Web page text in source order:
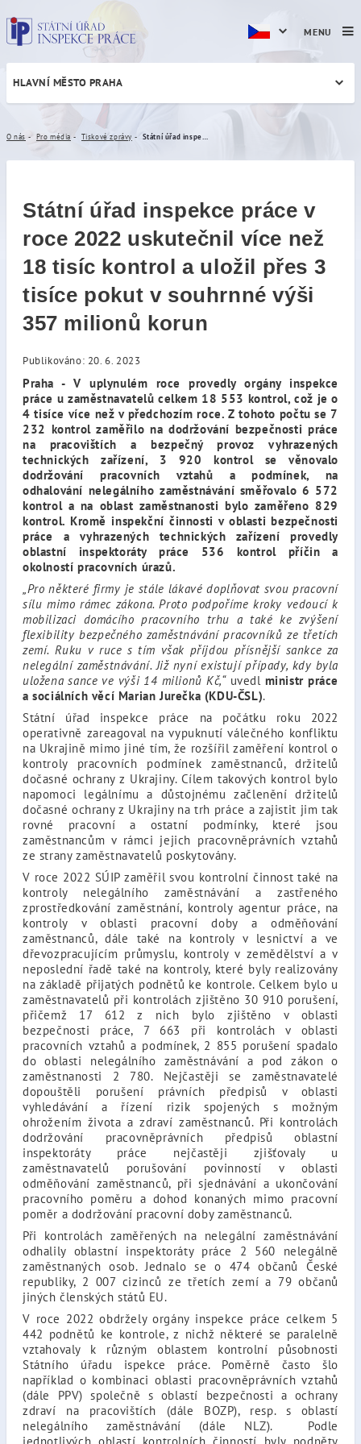
Státní úřad inspekce práce
HLAVNÍ MĚSTO PRAHA
O nás Pro média Tiskové zprávy
Státní úřad inspekce práce v
roce 2022 uskutečnil více než
18 tisíc kontrol a uložil přes 3
tisíce pokut v souhrnné výši
357 milionů korun
Publikováno: 20. 6. 2023
Praha - V uplynulém roce provedly orgány inspekce
práce u zaměstnavatelů celkem 18 553 kontrol, což je o
4 tisíce více než v předchozím roce. Z tohoto počtu se 7
232 kontrol zaměřilo na dodržování bezpečnosti práce
na pracovištích a bezpečný provoz vyhrazených
technických zařízení, 3 920 kontrol se věnovalo
dodržování pracovních vztahů a podmínek, na
odhalování nelegálního zaměstnávání směřovalo 6 572
kontrol a na oblast zaměstnanosti bylo zaměřeno 829
kontrol. Kromě inspekční činnosti v oblasti bezpečnosti
práce a vyhrazených technických zařízení provedly
oblastní inspektoráty práce 536 kontrol příčin a
okolností pracovních úrazů.
„Pro některé firmy je stále lákavé doplňovat svou pracovní
sílu mimo rámec zákona. Proto podpoříme kroky vedoucí k
mobilizaci domácího pracovního trhu a také ke zvýšení
flexibility bezpečného zaměstnávání pracovníků ze třetích
zemí. Ruku v ruce s tím však příjdou přísnější sankce za
nelegální zaměstnávání. Již nyní existují případy, kdy byla
uložena sance ve výši 14 milionů Kč,“uvedl ministr práce
a sociálních věcí Marian Jurečka (KDU-ČSL).
Státní úřad inspekce práce na počátku roku 2022
operativně zareagoval na vypuknutí válečného konfliktu
na Ukrajině mimo jiné tím, že rozšířil zaměření kontrol o
kontroly pracovních podmínek zaměstnanců, držitelů
dočasné ochrany z Ukrajiny. Cílem takových kontrol bylo
napomoci legálnímu a důstojnému začlenění držitelů
dočasné ochrany z Ukrajiny na trh práce a zajistit jim tak
rovné pracovní a ostatní podmínky, které jsou
zaměstnancům v rámci jejich pracovněprávních vztahů
ze strany zaměstnavatelů poskytovány.
V roce 2022 SÚIP zaměřil svou kontrolní činnost také na
kontroly nelegálního zaměstnávání a zastřeného
zprostředkování zaměstnání, kontroly agentur práce, na
kontroly v oblasti pracovní doby a odměňování
zaměstnanců, dále také na kontroly v lesnictví a ve
dřevozpracujícím průmyslu, kontroly v zemědělství a v
neposlední řadě také na kontroly, které byly realizovány
na základě přijatých podnětů ke kontrole.Celkem bylo u
zaměstnavatelů při kontrolách zjištěno 30 910 porušení,
přičemž 17 612 z nich bylo zjištěno v oblasti
bezpečnosti práce, 7 663 při kontrolách v oblasti
pracovních vztahů a podmínek, 2 855 porušení spadalo
do oblasti nelegálního zaměstnávání a pod zákon o
zaměstnanosti 2 780. Nejčastěji se zaměstnavatelé
dopouštěli porušení právních předpisů v oblasti
vyhledávání a řízení rizik spojených s možným
ohrožením života a zdraví zaměstnanců. Při kontrolách
dodržování pracovněprávních předpisů oblastní
inspektoráty práce nejčastěji zjišťovaly u
zaměstnavatelů porušování povinností v oblasti
odměňování zaměstnanců, při sjednávání a ukončování
pracovního poměru a dohod konaných mimo pracovní
poměr a dodržování pracovní doby zaměstnanců.
Při kontrolách zaměřených na nelegální zaměstnávání
odhalily oblastní inspektoráty práce 2 560 nelegálně
zaměstnaných osob. Jednalo se o 474 občanů České
republiky, 2 007 cizinců ze třetích zemí a 79 občanů
jiných členských států EU.
V roce 2022 obdržely orgány inspekce práce celkem 5
442 podnětů ke kontrole, z nichž některé se paralelně
vztahovaly k různým oblastem kontrolní působnosti
Státního úřadu ispekce práce. Poměrně často šlo
například o kombinaci oblasti pracovněprávních vztahů
(dále PPV) společně s oblastí bezpečnosti a ochrany
zdraví na pracovištích (dále BOZP), resp. s oblastí
nelegálního zaměstnávání (dále NLZ). Podle
MENU